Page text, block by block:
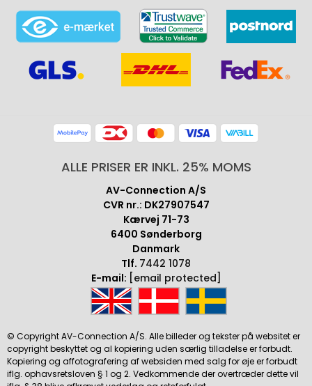
ALLE PRISER ER INKL. 25% MOMS
AV-Connection A/S
CVR nr.: DK27907547
Kærvej 71-73
6400 Sønderborg
Danmark
Tlf. 7442 1078
E-mail: [email protected]
© Copyright AV-Connection A/S. Alle billeder og tekster på websitet er
copyright beskyttet og al kopiering uden særlig tilladelse er forbudt.
Kopiering og affotografering af websiden med salg for øje er forbudt
iflg. ophavsretsloven § 1 og 2. Vedkommende der overtræder dette vil